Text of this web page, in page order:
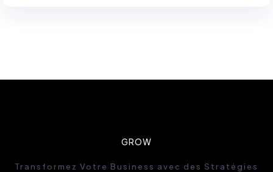
GROW
Transformez Votre Business avec des Stratégies